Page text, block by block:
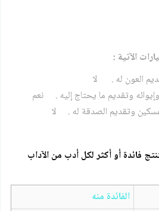
الآتية :
العون له . لا
وتقديم ما يحتاج إليه . نعم
وتقديم الصدقة له . لا
فائدة أو أكثر لكل أدب من الآداب
الفائدة منه